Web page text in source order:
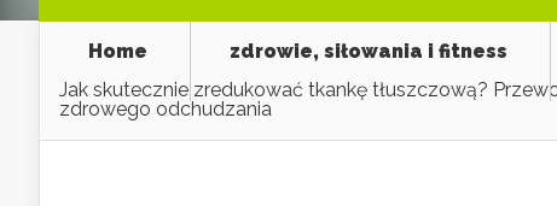
Home
zdrowie, siłowania i fitness
Jak skutecznie zredukować tkankę tłuszczową?
zdrowego odchudzania